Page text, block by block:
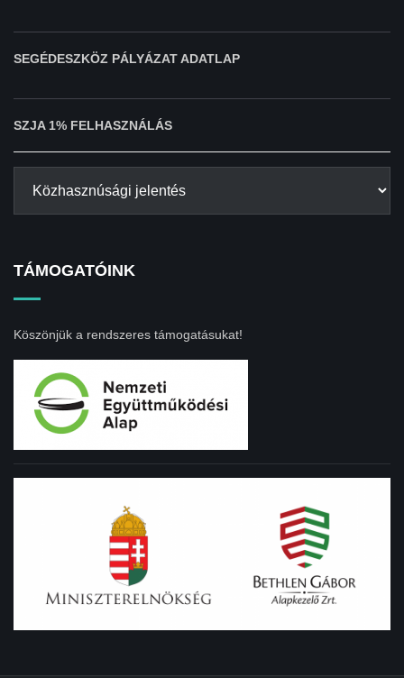
SEGÉDESZKÖZ PÁLYÁZAT ADATLAP
SZJA 1% FELHASZNÁLÁS
TÁMOGATÓINK
Köszönjük a rendszeres támogatásukat!